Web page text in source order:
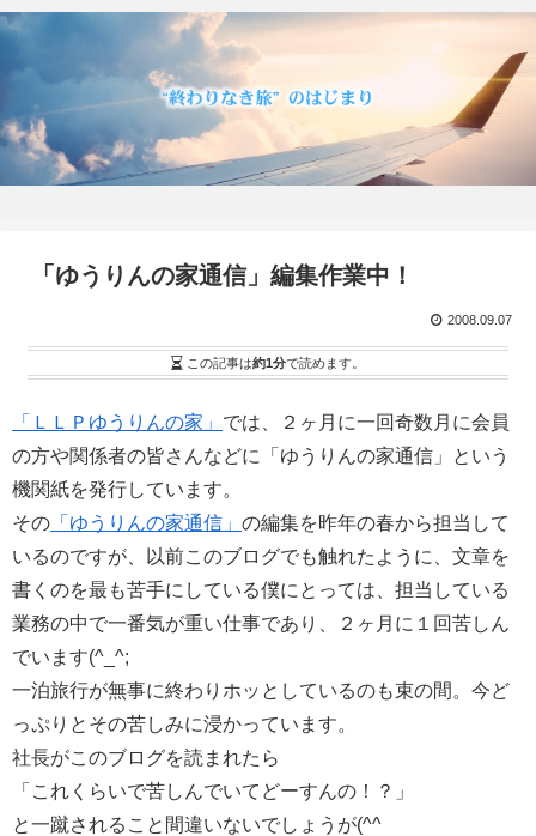
「ゆうりんの家通信」編集作業中！
2008.09.07
この記事は約1分で読めます。
「ＬＬＰゆうりんの家」 では、２ヶ月に一回奇数月に会員
の方や関係者の皆さんなどに「ゆうりんの家通信」という
機関紙を発行しています。
その 「ゆうりんの家通信」 の編集を昨年の春から担当して
いるのですが、以前このブログでも触れたように、文章を
書くのを最も苦手にしている僕にとっては、担当している
業務の中で一番気が重い仕事であり、２ヶ月に１回苦しん
でいます(^_^;
一泊旅行が無事に終わりホッとしているのも束の間。今ど
っぷりとその苦しみに浸かっています。
社長がこのブログを読まれたら
「これくらいで苦しんでいてどーすんの！？」
と一蹴されること間違いないでしょうが(^^ゞ